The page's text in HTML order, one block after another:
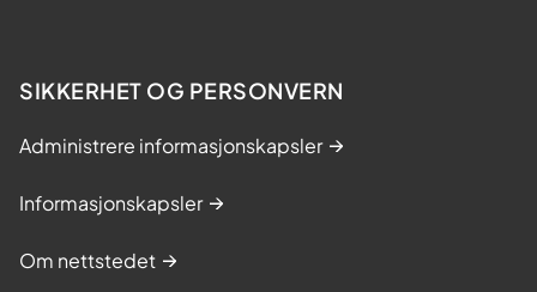
SIKKERHET OG PERSONVERN
Administrere informasjonskapsler
Informasjonskapsler
Om nettstedet